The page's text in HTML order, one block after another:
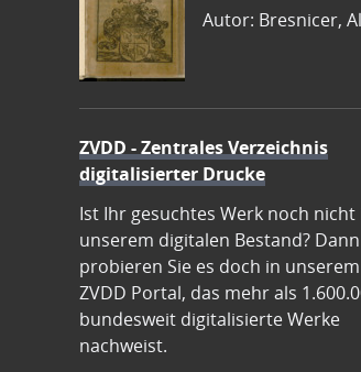
Autor: Bresnicer,
ZVDD - Zentrales Verzeichnis
digitalisierter Drucke
Ist Ihr gesuchtes Werk noch nicht
unserem digitalen Bestand? Dann
probieren Sie es doch in unserem
ZVDD Portal, das mehr als
bundesweit digitalisierte Werke
nachweist.